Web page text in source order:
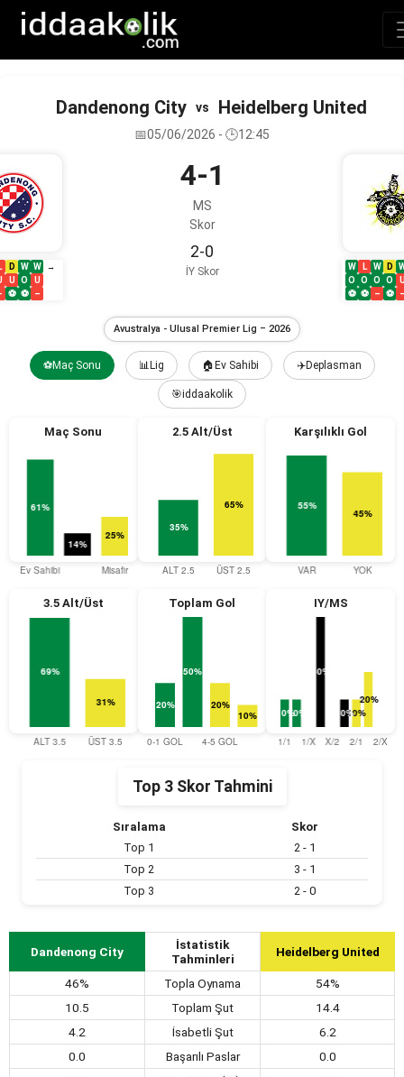
Dandenong City vs Heidelberg United
📅05/06/2026 - 🕒12:45
D
U
⚽
W
O
⚽
W
U
–
→
4-1
MS
Skor
2-0
İY Skor
W
O
⚽
L
O
⚽
W
O
–
D
O
⚽
Avustralya - Ulusal Premier Lig – 2026
⚽Maç Sonu 📊Lig 🏠Ev Sahibi ✈️Deplasman
🎯iddaakolik
Maç Sonu 2.5 Alt/Üst Karşılıklı Gol
3.5 Alt/Üst Toplam Gol IY/MS
Top 3 Skor Tahmini
Sıralama
Skor
Top 1
2 - 1
Top 2
3 - 1
Top 3
2 - 0
Dandenong City
İstatistik
Tahminleri
Heidelberg United
46% Topla Oynama
54%
10.5
Toplam Şut
14.4
4.2
İsabetli Şut
6.2
0.0
Başarılı Paslar
0.0